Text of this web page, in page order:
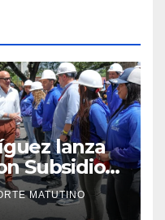
lanza
Subsidio
con
MATUTINO